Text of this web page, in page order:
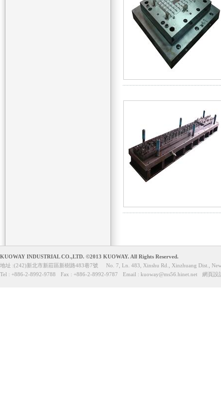
KUOWAY INDUSTRIAL CO.,LTD. ©2013 KUOWAY. All Rights Reserved.
地址 :(242)新北市新莊區新樹路483巷7號
No. 7, Ln. 483, Xinshu Rd., Xinzhuang Dist.,
Tel : +886-2-8992-9788
Fax : +886-2-8992-9787 Email : kuoway@ms56.hinet.net 網頁設